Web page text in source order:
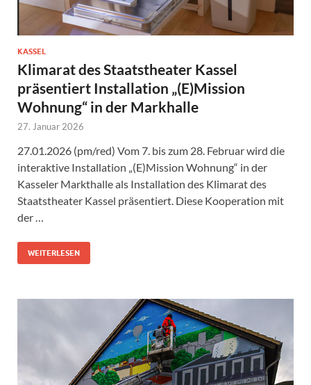
KASSEL
Klimarat des Staatstheater Kassel
präsentiert Installation „(E)Mission
Wohnung“ in der Markhalle
27. Januar 2026
27.01.2026 (pm/red) Vom 7. bis zum 28. Februar wird die
interaktive Installation „(E)Mission Wohnung“ in der
Kasseler Markthalle als Installation des Klimarat des
Staatstheater Kassel präsentiert. Diese Kooperation mit
der …
WEITERLESEN